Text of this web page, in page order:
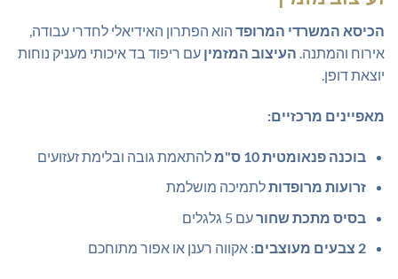
הכיסא המשרדי המרופד הוא הפתרון האידיאלי לחדרי עבודה,
אירוח והמתנה. העיצוב המזמין עם ריפוד בד איכותי מעניק נוחות
יוצאת דופן.
מאפיינים מרכזיים:
בוכנה פנאומטית 10 ס"מ
להתאמת גובה ובלימת זעזועים
זרועות מרופדותלתמיכה מושלמת
בסיס מתכת שחורעם 5 גלגלים
2 צבעים מעוצבים
: אקווה רענן או אפור מתוחכם